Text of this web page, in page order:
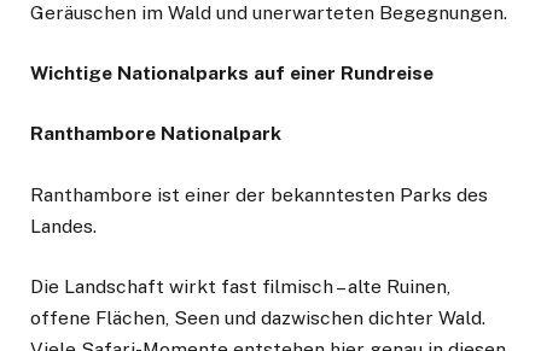
Geräuschen im Wald und unerwarteten Begegnungen.
Wichtige Nationalparks auf einer Rundreise
Ranthambore Nationalpark
Ranthambore ist einer der bekanntesten Parks des
Landes.
Die Landschaft wirkt fast filmisch – alte Ruinen,
offene Flächen, Seen und dazwischen dichter Wald.